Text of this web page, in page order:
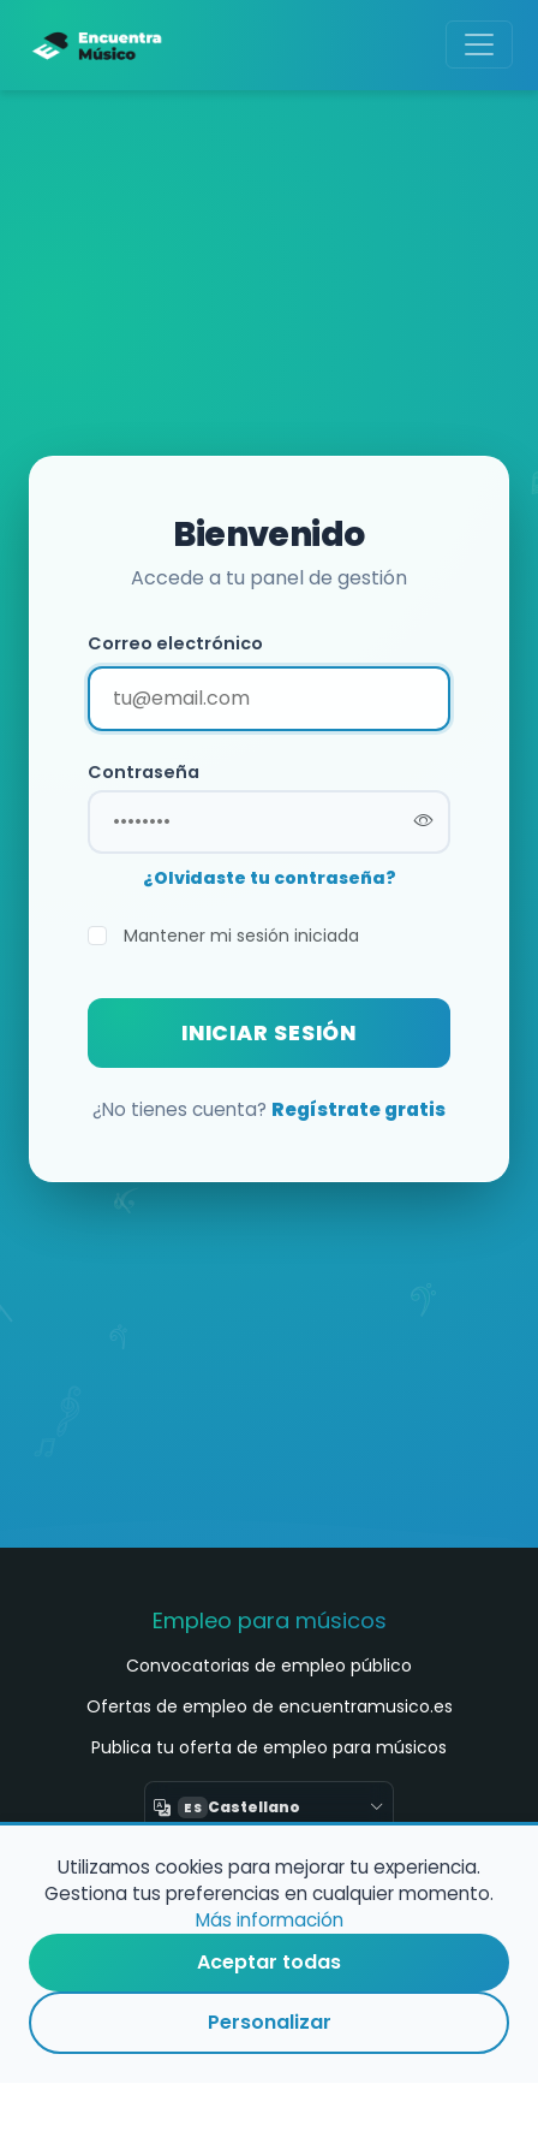
Bienvenido
Accede a tu panel de gestión
Correo electrónico
Contraseña
¿Olvidaste tu contraseña?
Mantener mi sesión iniciada
INICIAR SESIÓN
¿No tienes cuenta? Regístrate gratis
Empleo para músicos
Convocatorias de empleo público
Ofertas de empleo de encuentramusico.es
Publica tu oferta de empleo para músicos
ES Castellano
Encuentra Músico
Buscador de Músicos
Encuentra Pianista Acompañante
Asesoría para músicos y docentes
Utilizamos cookies para mejorar tu experiencia.
Gestiona tus preferencias en cualquier momento.
Más información
Aceptar todas
Personalizar